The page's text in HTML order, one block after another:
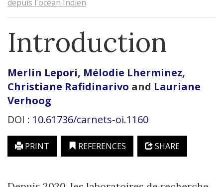
depuis l'océan Indien
Introduction
Merlin Lepori, Mélodie Lherminez,
Christiane Rafidinarivo and Lauriane
Verhoog
DOI : 10.61736/carnets-oi.1160
PRINT REFERENCES SHARE